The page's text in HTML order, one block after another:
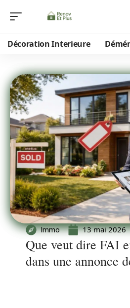
Décoration Interieure
Immo 13 mai 2026
Que veut dire FAI
dans une annonce